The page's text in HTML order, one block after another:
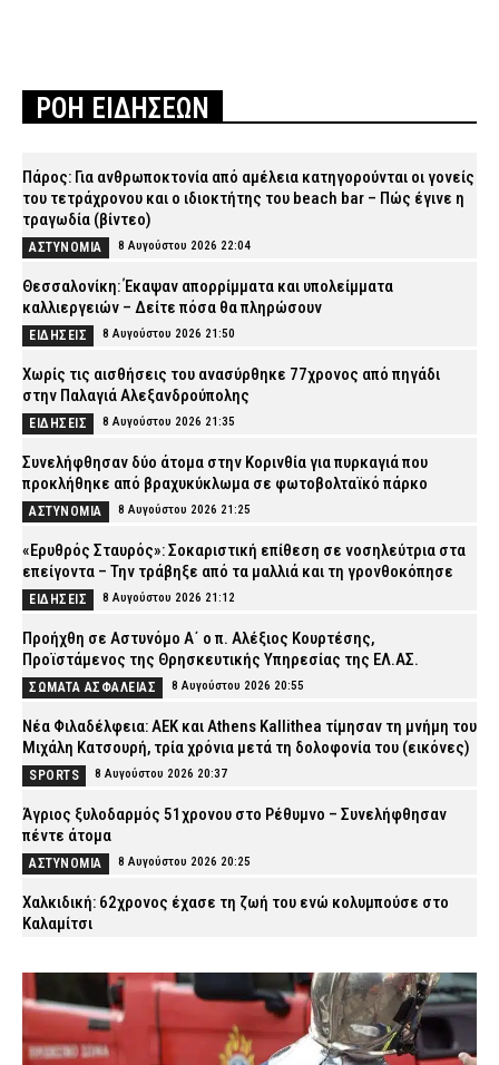
ΡΟΗ ΕΙΔΗΣΕΩΝ
Πάρος: Για ανθρωποκτονία από αμέλεια κατηγορούνται οι γονείς
του τετράχρονου και ο ιδιοκτήτης του beach bar – Πώς έγινε η
τραγωδία (βίντεο)
ΑΣΤΥΝΟΜΙΑ 8 Αυγούστου 2026 22:04
Θεσσαλονίκη: Έκαψαν απορρίμματα και υπολείμματα
καλλιεργειών – Δείτε πόσα θα πληρώσουν
ΕΙΔΗΣΕΙΣ 8 Αυγούστου 2026 21:50
Χωρίς τις αισθήσεις του ανασύρθηκε 77χρονος από πηγάδι
στην Παλαγιά Αλεξανδρούπολης
ΕΙΔΗΣΕΙΣ 8 Αυγούστου 2026 21:35
Συνελήφθησαν δύο άτομα στην Κορινθία για πυρκαγιά που
προκλήθηκε από βραχυκύκλωμα σε φωτοβολταϊκό πάρκο
ΑΣΤΥΝΟΜΙΑ 8 Αυγούστου 2026 21:25
«Ερυθρός Σταυρός»: Σοκαριστική επίθεση σε νοσηλεύτρια στα
επείγοντα – Την τράβηξε από τα μαλλιά και τη γρονθοκόπησε
ΕΙΔΗΣΕΙΣ 8 Αυγούστου 2026 21:12
Προήχθη σε Αστυνόμο Α΄ ο π. Αλέξιος Κουρτέσης,
Προϊστάμενος της Θρησκευτικής Υπηρεσίας της ΕΛ.ΑΣ.
ΣΩΜΑΤΑ ΑΣΦΑΛΕΙΑΣ 8 Αυγούστου 2026 20:55
Νέα Φιλαδέλφεια: ΑΕΚ και Athens Kallithea τίμησαν τη μνήμη του
Μιχάλη Κατσουρή, τρία χρόνια μετά τη δολοφονία του (εικόνες)
SPORTS 8 Αυγούστου 2026 20:37
Άγριος ξυλοδαρμός 51χρονου στο Ρέθυμνο – Συνελήφθησαν
πέντε άτομα
ΑΣΤΥΝΟΜΙΑ 8 Αυγούστου 2026 20:25
Χαλκιδική: 62χρονος έχασε τη ζωή του ενώ κολυμπούσε στο
Καλαμίτσι
Αθήνα: Κλείνει τα μεσάνυχτα ο λόφος Φινόπουλου λόγω
αυξημένου κινδύνου πυρκαγιάς
ΕΙΔΗΣΕΙΣ 8 Αυγούστου 2026 19:56